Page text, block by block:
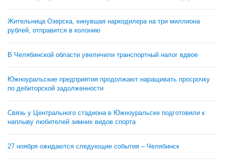
Жительница Озерска, кинувшая наркодилера на три миллиона
рублей, отправится в колонию
В Челябинской области увеличили транспортный налог вдвое
Южноуральские предприятия продолжают наращивать просрочку
по дебиторской задолженности
Связь у Центрального стадиона в Южноуральске подготовили к
наплыву любителей зимних видов спорта
27 ноября ожидаются следующие события – Челябинск